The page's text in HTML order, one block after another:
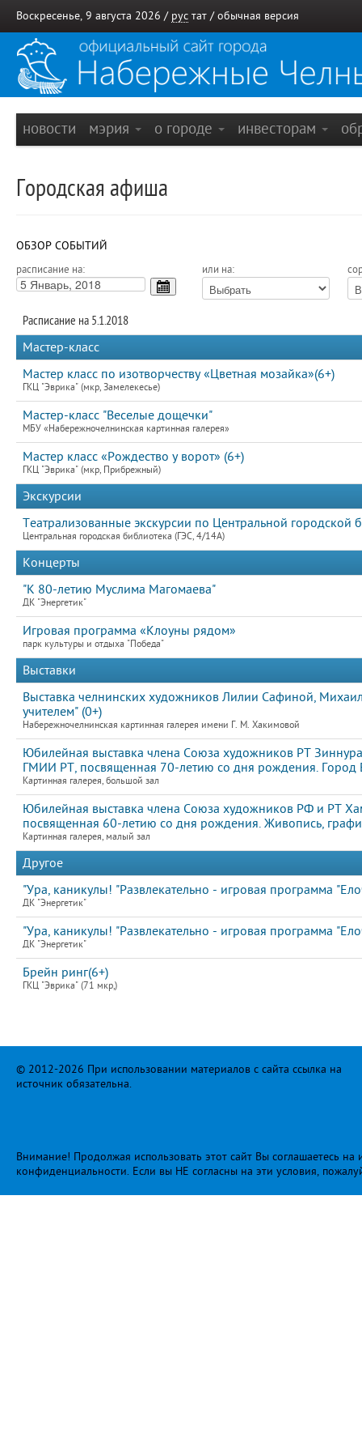
Воскресенье, 9 августа 2026 / рус тат / обычная версия
новости мэрия о городе инвесторам
Городская афиша
ОБЗОР СОБЫТИЙ
расписание на: или на:
Расписание на 5.1.2018
Мастер-класс
Мастер класс по изотворчеству «Цветная мозайка»(6+)
ГКЦ "Эврика" (мкр, Замелекесье)
Мастер-класс "Веселые дощечки"
МБУ «Набережночелнинская картинная галерея»
Мастер класс «Рождество у ворот» (6+)
ГКЦ "Эврика" (мкр, Прибрежный)
Экскурсии
Театрализованные экскурсии по Центральной городской
Центральная городская библиотека (ГЭС, 4/14А)
Концерты
"К 80-летию Муслима Магомаева"
ДК "Энергетик"
Игровая программа «Клоуны рядом»
парк культуры и отдыха "Победа"
Выставки
Выставка челнинских художников Лилии Сафиной,
учителем" (0+)
Набережночелнинская картинная галерея имени Г. М. Хакимовой
Юбилейная выставка члена Союза художников РТ
ГМИИ РТ, посвященная 70-летию со дня рождения. Город
Картинная галерея, большой зал
Юбилейная выставка члена Союза художников РФ и РТ
посвященная 60-летию со дня рождения. Живопись,
Картинная галерея, малый зал
Другое
"Ура, каникулы! "Развлекательно - игровая программа
ДК "Энергетик"
"Ура, каникулы! "Развлекательно - игровая программа
ДК "Энергетик"
Брейн ринг(6+)
ГКЦ "Эврика" (71 мкр,)
© 2012-2026 При использовании материалов с сайта ссылка на
источник обязательна.
Внимание! Продолжая использовать этот сайт Вы соглашаетесь
конфиденциальности. Если вы НЕ согласны на эти условия,